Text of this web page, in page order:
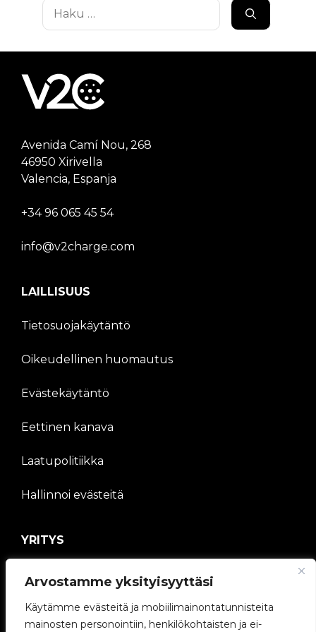
Arvostamme yksityisyyttäsi
Käytämme evästeitä ja mobiilimainontatunnisteita
mainosten personointiin, henkilökohtaisten ja ei-
Haku:
Avenida Camí Nou, 268
46950 Xirivella
Valencia, Espanja
+34 96 065 45 54
info@v2charge.com
LAILLISUUS
Tietosuojakäytäntö
Oikeudellinen huomautus
Evästekäytäntö
Eettinen kanava
Laatupolitiikka
Hallinnoi evästeitä
YRITYS
V2C-yhteisö
Työskentele kanssamme